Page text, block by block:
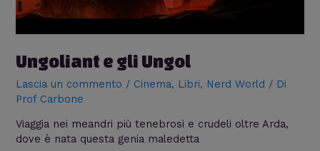
Ungoliant e gli Ungol
Lascia un commento / Cinema, Libri, Nerd World / Di
Prof Carbone
Viaggia nei meandri più tenebrosi e crudeli oltre Arda,
dove è nata questa genia maledetta